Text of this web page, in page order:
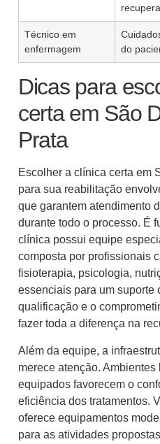
Técnico em
enfermagem
do
Dicas para
certa em São
Prata
Escolher a clínica certa em
para sua reabilitação
que garantem atendimento
durante todo o processo. É
clínica possui equipe
composta por profissionais
fisioterapia, psicologia,
essenciais para um suporte
qualificação e o
fazer toda a diferença na
Além da equipe, a
merece atenção.
equipados favorecem o
eficiência dos tratamentos.
oferece equipamentos
para as atividades